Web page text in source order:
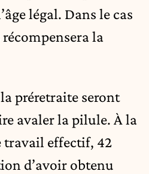
légal. Dans le cas
la
préretraite seront
avaler la pilule. À la
travail effectif, 42
d’avoir obtenu